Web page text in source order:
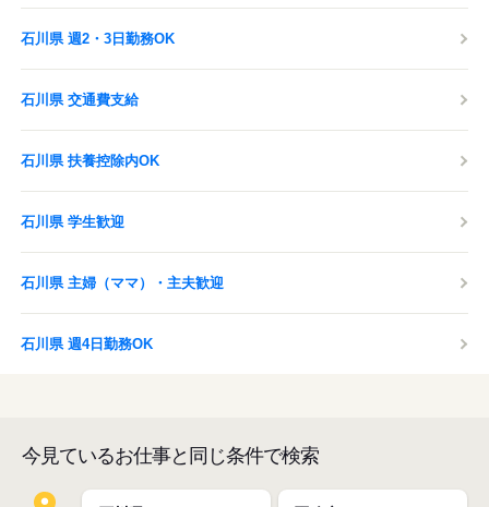
石川県 週2・3日勤務OK
石川県 交通費支給
石川県 扶養控除内OK
石川県 学生歓迎
石川県 主婦（ママ）・主夫歓迎
石川県 週4日勤務OK
今見ているお仕事と同じ条件で検索